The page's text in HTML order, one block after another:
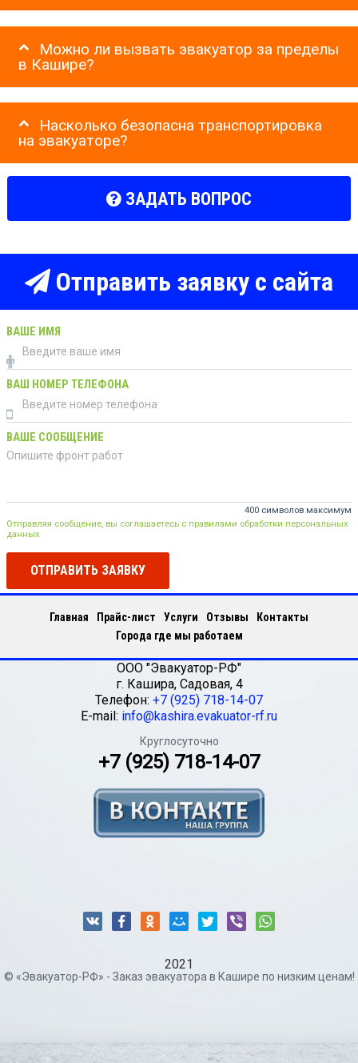
Можно ли вызвать эвакуатор за пределы
в Кашире?
Насколько безопасна транспортировка
на эвакуаторе?
ЗАДАТЬ ВОПРОС
Отправить заявку с сайта
ВАШЕ ИМЯ
ВАШ НОМЕР ТЕЛЕФОНА
ВАШЕ СООБЩЕНИЕ
400 символов максимум
Отправляя сообщение, вы соглашаетесь с правилами обработки персональных
данных
ОТПРАВИТЬ ЗАЯВКУ
Главная Прайс-лист Услуги Отзывы
Контакты
Города где мы работаем
ООО "Эвакуатор-РФ"
г. Кашира, Садовая, 4
Телефон: +7 (925) 718-14-07
E-mail: info@kashira.evakuator-rf.ru
Круглосуточно
+7 (925) 718-14-07
2021
© «Эвакуатор-РФ» - Заказ эвакуатора в Кашире по низким ценам!